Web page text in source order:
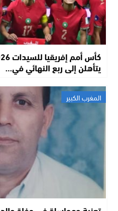
يتأهلن إلى ربع النهائي في…
المغرب الكبير